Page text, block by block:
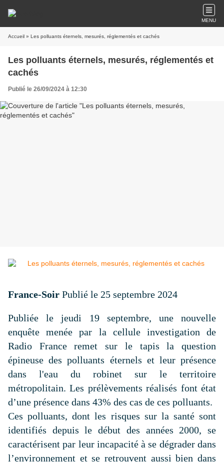
MENU
Accueil » Les polluants éternels, mesurés, réglementés et cachés
Les polluants éternels, mesurés, réglementés et
cachés
Publié le 26/09/2024 à 12:30
France-Soir Publié le 25 septembre 2024
Publiée le jeudi 19 septembre, une nouvelle
enquête menée par la cellule investigation de
Radio France remet sur le tapis la question
épineuse des polluants éternels et leur présence
dans l'eau du robinet sur le territoire
métropolitain. Les prélèvements réalisés font état
d’une présence dans 43% des cas de ces polluants.
Ces polluants, dont les risques sur la santé sont
identifiés depuis le début des années 2000, se
caractérisent par leur incapacité à se dégrader dans
l’environnement et se retrouvent aussi bien dans